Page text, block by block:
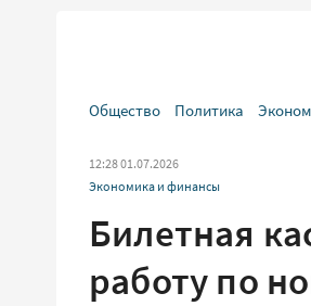
Общество Политика
12:28 01.07.2026
Экономика и финансы
Билетная
работу по